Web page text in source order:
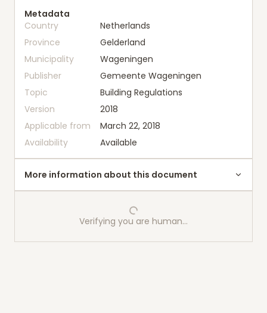
Metadata
Country
Netherlands
Province
Gelderland
Municipality
Wageningen
Publisher
Gemeente Wageningen
Topic
Building Regulations
Version
2018
Applicable from
March 22, 2018
Availability
Available
More information about this document
Verifying you are human…